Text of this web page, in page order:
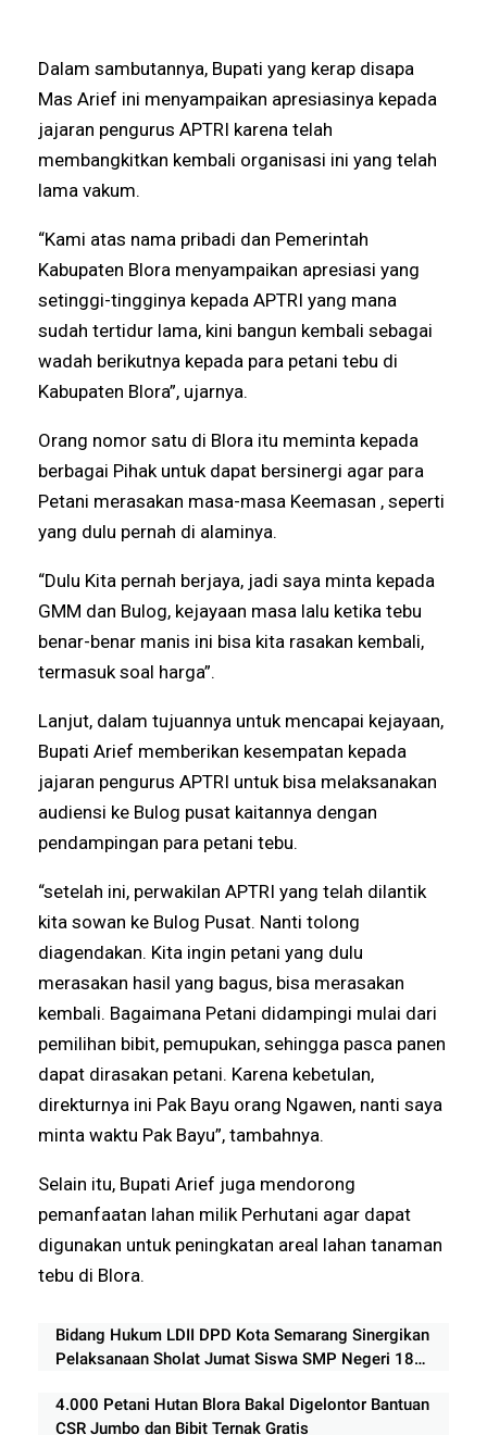
Dalam sambutannya, Bupati yang kerap disapa
Mas Arief ini menyampaikan apresiasinya kepada
jajaran pengurus APTRI karena telah
membangkitkan kembali organisasi ini yang telah
lama vakum.
“Kami atas nama pribadi dan Pemerintah
Kabupaten Blora menyampaikan apresiasi yang
setinggi-tingginya kepada APTRI yang mana
sudah tertidur lama, kini bangun kembali sebagai
wadah berikutnya kepada para petani tebu di
Kabupaten Blora”, ujarnya.
Orang nomor satu di Blora itu meminta kepada
berbagai Pihak untuk dapat bersinergi agar para
Petani merasakan masa-masa Keemasan , seperti
yang dulu pernah di alaminya.
“Dulu Kita pernah berjaya, jadi saya minta kepada
GMM dan Bulog, kejayaan masa lalu ketika tebu
benar-benar manis ini bisa kita rasakan kembali,
termasuk soal harga”.
Lanjut, dalam tujuannya untuk mencapai kejayaan,
Bupati Arief memberikan kesempatan kepada
jajaran pengurus APTRI untuk bisa melaksanakan
audiensi ke Bulog pusat kaitannya dengan
pendampingan para petani tebu.
“setelah ini, perwakilan APTRI yang telah dilantik
kita sowan ke Bulog Pusat. Nanti tolong
diagendakan. Kita ingin petani yang dulu
merasakan hasil yang bagus, bisa merasakan
kembali. Bagaimana Petani didampingi mulai dari
pemilihan bibit, pemupukan, sehingga pasca panen
dapat dirasakan petani. Karena kebetulan,
direkturnya ini Pak Bayu orang Ngawen, nanti saya
minta waktu Pak Bayu”, tambahnya.
Selain itu, Bupati Arief juga mendorong
pemanfaatan lahan milik Perhutani agar dapat
digunakan untuk peningkatan areal lahan tanaman
tebu di Blora.
Bidang Hukum LDII DPD Kota Semarang Sinergikan
Pelaksanaan Sholat Jumat Siswa SMP Negeri 18
4.000 Petani Hutan Blora Bakal Digelontor Bantuan
CSR Jumbo dan Bibit Ternak Gratis